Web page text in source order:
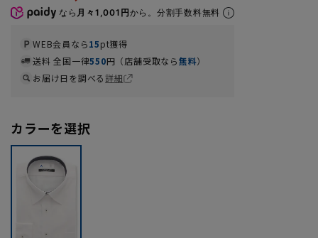
なら 月々1,001円から。分割手数料無料
WEB会員なら15pt獲得
送料 全国一律550円（店舗受取なら無料）
お届け日を調べる詳細
カラーを選択